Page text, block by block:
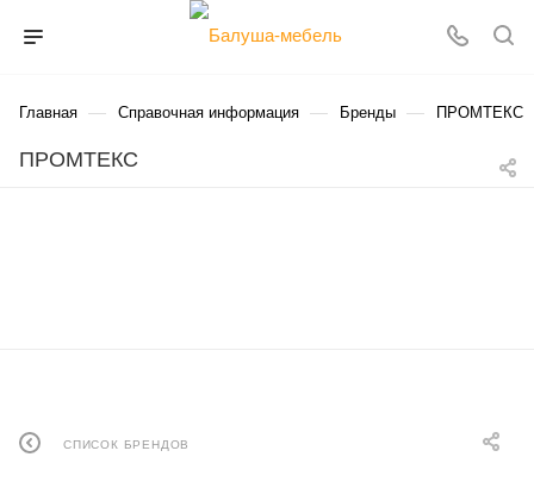
Главная — Справочная информация — Бренды — ПРОМТЕКС
ПРОМТЕКС
СПИСОК БРЕНДОВ